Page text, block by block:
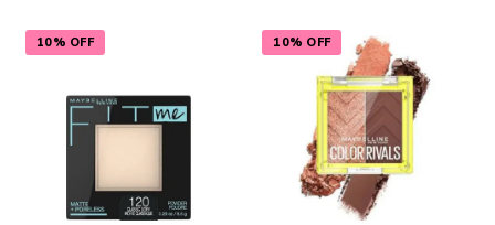
10% OFF 10% OFF